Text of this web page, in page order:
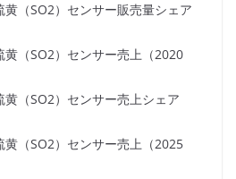
黄（SO2）センサー販売量シェア
黄（SO2）センサー売上（2020
黄（SO2）センサー売上シェア
黄（SO2）センサー売上（2025